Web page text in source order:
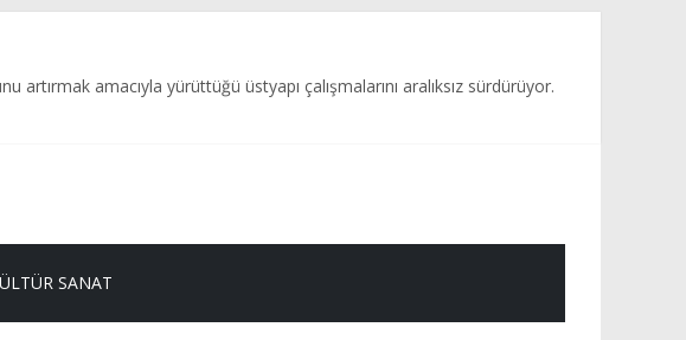
amacıyla yürüttüğü üstyapı çalışmalarını aralıksız sürdürüyor.
SANAT